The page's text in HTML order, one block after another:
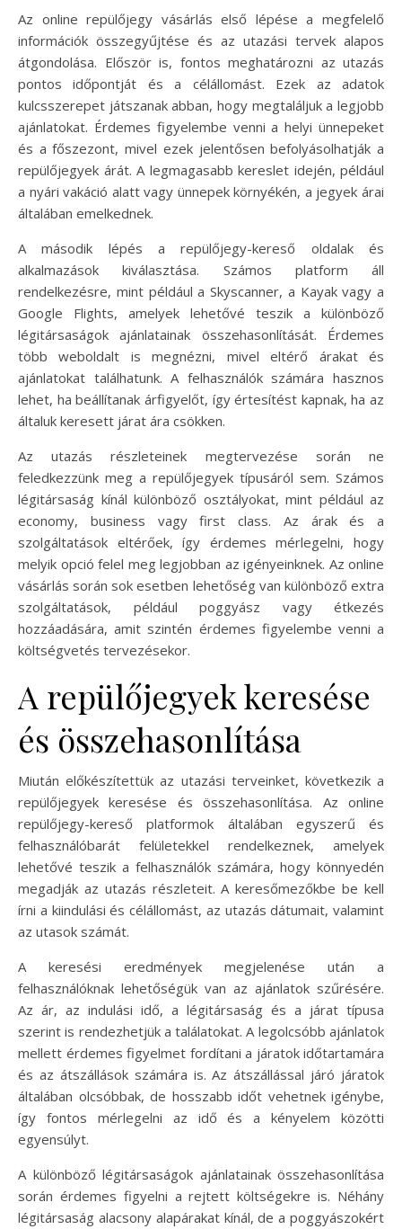
Az online repülőjegy vásárlás első lépése a megfelelő
információk összegyűjtése és az utazási tervek alapos
átgondolása. Először is, fontos meghatározni az utazás
pontos időpontját és a célállomást. Ezek az adatok
kulcsszerepet játszanak abban, hogy megtaláljuk a legjobb
ajánlatokat. Érdemes figyelembe venni a helyi ünnepeket
és a főszezont, mivel ezek jelentősen befolyásolhatják a
repülőjegyek árát. A legmagasabb kereslet idején, például
a nyári vakáció alatt vagy ünnepek környékén, a jegyek árai
általában emelkednek.
A második lépés a repülőjegy-kereső oldalak és
alkalmazások kiválasztása. Számos platform áll
rendelkezésre, mint például a Skyscanner, a Kayak vagy a
Google Flights, amelyek lehetővé teszik a különböző
légitársaságok ajánlatainak összehasonlítását. Érdemes
több weboldalt is megnézni, mivel eltérő árakat és
ajánlatokat találhatunk. A felhasználók számára hasznos
lehet, ha beállítanak árfigyelőt, így értesítést kapnak, ha az
általuk keresett járat ára csökken.
Az utazás részleteinek megtervezése során ne
feledkezzünk meg a repülőjegyek típusáról sem. Számos
légitársaság kínál különböző osztályokat, mint például az
economy, business vagy first class. Az árak és a
szolgáltatások eltérőek, így érdemes mérlegelni, hogy
melyik opció felel meg legjobban az igényeinknek. Az online
vásárlás során sok esetben lehetőség van különböző extra
szolgáltatások, például poggyász vagy étkezés
hozzáadására, amit szintén érdemes figyelembe venni a
költségvetés tervezésekor.
A repülőjegyek keresése
és összehasonlítása
Miután előkészítettük az utazási terveinket, következik a
repülőjegyek keresése és összehasonlítása. Az online
repülőjegy-kereső platformok általában egyszerű és
felhasználóbarát felületekkel rendelkeznek, amelyek
lehetővé teszik a felhasználók számára, hogy könnyedén
megadják az utazás részleteit. A keresőmezőkbe be kell
írni a kiindulási és célállomást, az utazás dátumait, valamint
az utasok számát.
A keresési eredmények megjelenése után a
felhasználóknak lehetőségük van az ajánlatok szűrésére.
Az ár, az indulási idő, a légitársaság és a járat típusa
szerint is rendezhetjük a találatokat. A legolcsóbb ajánlatok
mellett érdemes figyelmet fordítani a járatok időtartamára
és az átszállások számára is. Az átszállással járó járatok
általában olcsóbbak, de hosszabb időt vehetnek igénybe,
így fontos mérlegelni az idő és a kényelem közötti
egyensúlyt.
A különböző légitársaságok ajánlatainak összehasonlítása
során érdemes figyelni a rejtett költségekre is. Néhány
légitársaság alacsony alapárakat kínál, de a poggyászokért